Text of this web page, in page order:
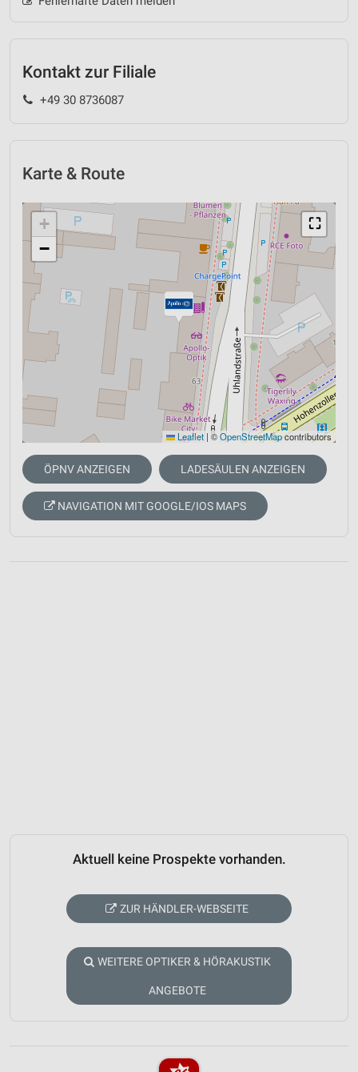
Kontakt zur Filiale
+49 30 8736087
Karte & Route
⛶
+
−
Leaflet | ©OpenStreetMapcontributors
ÖPNV ANZEIGEN LADESÄULEN ANZEIGEN
NAVIGATION MIT GOOGLE/IOS MAPS
Aktuell keine Prospekte vorhanden.
ZUR HÄNDLER-WEBSEITE
WEITERE OPTIKER & HÖRAKUSTIK
ANGEBOTE